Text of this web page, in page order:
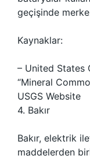
geçişinde
Kaynaklar:
– United States
“Mineral
USGS Website
4. Bakır
Bakır, elektrik
maddelerden